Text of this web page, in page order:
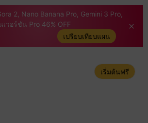
2, Nano Banana Pro, Gemini 3 Pro,
วอร์ชัน Pro 46% OFF
เปรียบเทียบแผน
เริ่มต้นฟรี